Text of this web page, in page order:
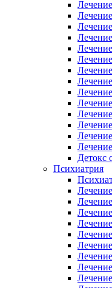
Детокс
Психиатрия